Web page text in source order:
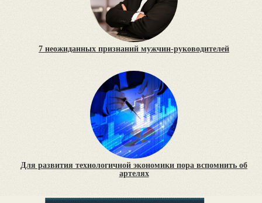
7 неожиданных признаний мужчин-руководителей
Для развития технологичной экономики пора вспомнить об
артелях